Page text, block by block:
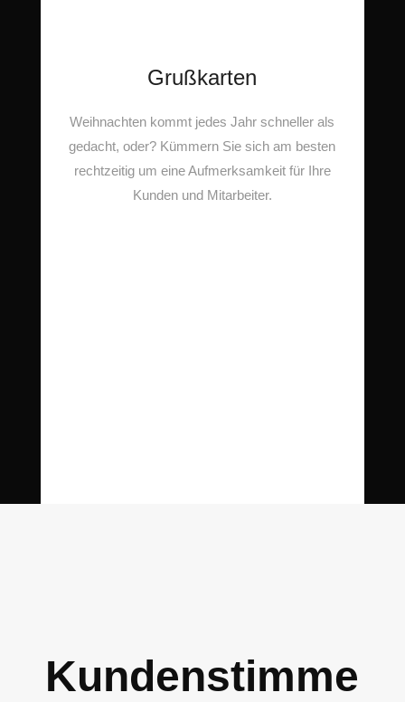
Grußkarten
Weihnachten kommt jedes Jahr schneller als
gedacht, oder? Kümmern Sie sich am besten
rechtzeitig um eine Aufmerksamkeit für Ihre
Kunden und Mitarbeiter.
Kundenstimme